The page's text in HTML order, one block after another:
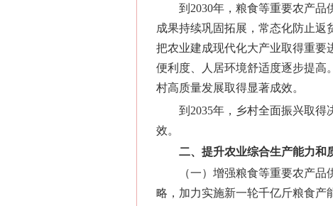
到2030年，粮食等重要农产
成果持续巩固拓展，常态化防止返
把农业建成现代化大产业取得重要
便利度、人居环境舒适度逐步提高
村高质量发展取得显著成效。
到2035年，乡村全面振兴取
效。
二、提升农业综合生产能力和
（一）增强粮食等重要农产品
略，加力实施新一轮千亿斤粮食产